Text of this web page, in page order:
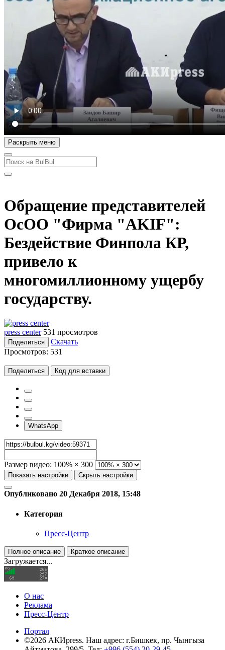
Раскрыть меню
Обращение представителей
ОсОО "Фирма "AKIF":
Бездействие Финпола КР,
привело к
многомиллионному ущербу
государству.
press center 531 просмотров
Поделиться
Скачать
Просмотров: 531
Поделиться Код для вставки
WhatsApp
Размер видео: 100% × 300
Показать настройки Скрыть настройки
Опубликовано 20 Декабря 2018, 15:48
Категория
Пресс-Центр
Полное описание Краткое описание
Загружается...
О нас
Реклама
Пресс-Центр
Портал
©2026 АКИpress. Наш адрес: г.Бишкек, пр. Чынгыза